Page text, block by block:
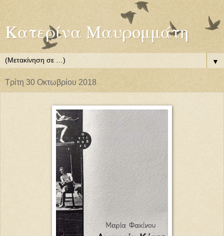
Κατερίνα Μαυρομμάτη
▼
Τρίτη 30 Οκτωβρίου 2018